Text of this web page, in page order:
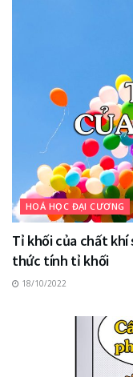
HOÁ HỌC ĐẠI CƯƠNG
Tỉ khối của chất khí
thức tính tỉ khối
18/10/2022